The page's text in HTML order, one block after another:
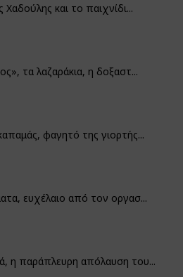
Χαδούλης και το παιχνίδι...
τα λαζαράκια, η δοξαστ...
φαγητό της γιορτής...
ευχέλαιο από τον οργασ...
η παράπλευρη απόλαυση του...